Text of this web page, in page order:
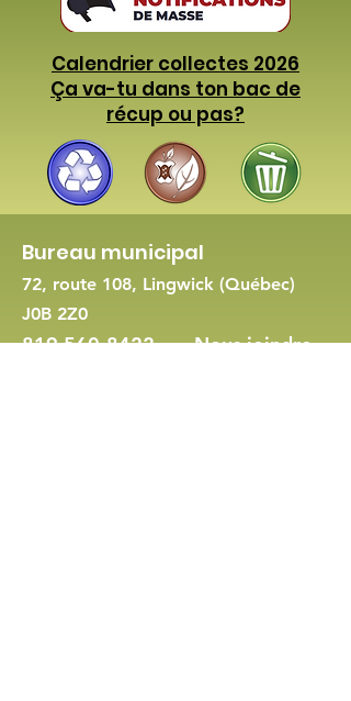
Calendrier collectes 2026
Ça va-tu dans ton bac de
récup ou pas?
Bureau municipal
72, route 108, Lingwick (Québec)
J0B 2Z0
819 560-8422-Nous joindre